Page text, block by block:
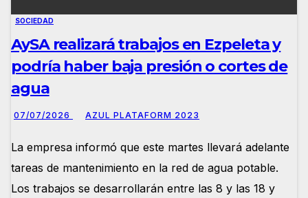
SOCIEDAD
AySA realizará trabajos en Ezpeleta y
podría haber baja presión o cortes de
agua
07/07/2026 AZUL PLATAFORM 2023
La empresa informó que este martes llevará adelante
tareas de mantenimiento en la red de agua potable.
Los trabajos se desarrollarán entre las 8 y las 18 y